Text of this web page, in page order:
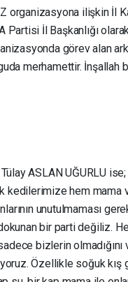
organizasyona ilişkin İl
Partisi İl Başkanlığı
görev alan
merhamettir.
Tülay ASLAN UĞURLU
kedilerimize hem mama
unutulmaması
bir parti değiliz. Her
bizlerin
Özellikle soğuk kış